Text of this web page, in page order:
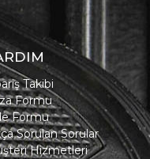
Takibi
Formu
Formu
Sorulan Sorular
Hizmetleri